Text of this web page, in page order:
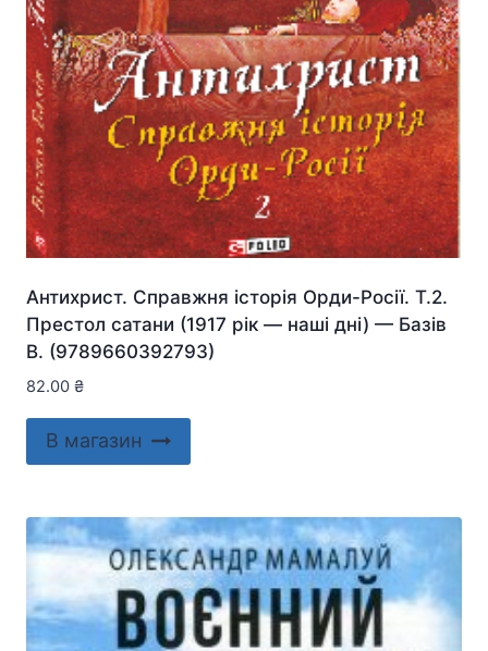
Антихрист. Справжня історія Орди-Росії. Т.2.
Престол сатани (1917 рік — наші дні) — Базiв
В. (9789660392793)
82.00 ₴
В магазин